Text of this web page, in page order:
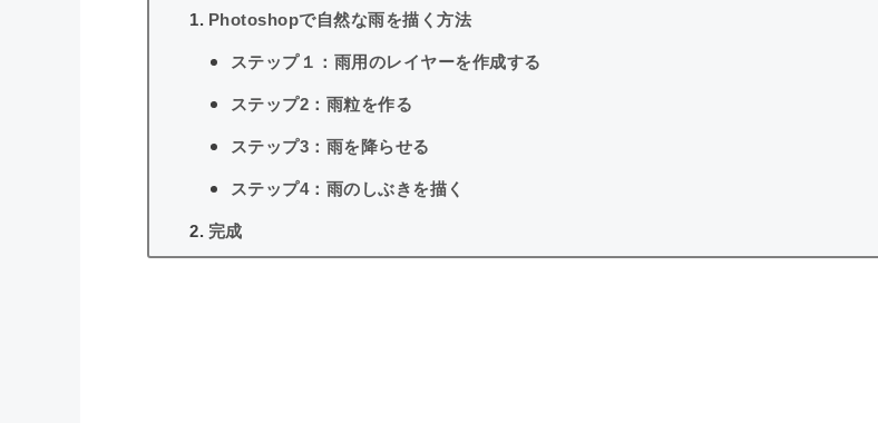
Photoshopで自然な雨を描く方法
ステップ１：雨用のレイヤーを作成する
ステップ2：雨粒を作る
ステップ3：雨を降らせる
ステップ4：雨のしぶきを描く
完成